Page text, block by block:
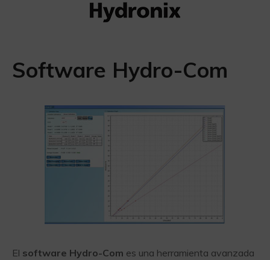
Software Hydro-Com
El software Hydro-Com es una herramienta avanzada